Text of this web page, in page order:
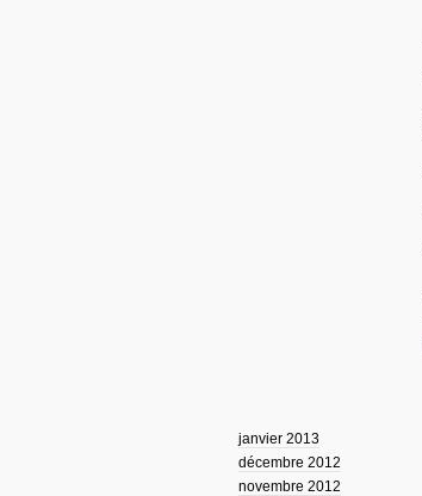
janvier 2013
décembre 2012
novembre 2012